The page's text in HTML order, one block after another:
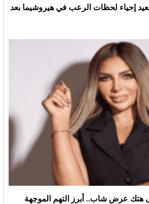
إحياء لحظات الرعب في هيروشيما بعد
هتك عرض شاب.. أبرز التهم الموجهة